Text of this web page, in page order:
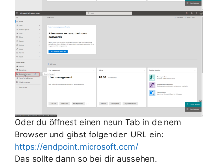
Oder du öffnest einen neun Tab in deinem
Browser und gibst folgenden URL ein:
https://endpoint.microsoft.com/
Das sollte dann so bei dir aussehen.